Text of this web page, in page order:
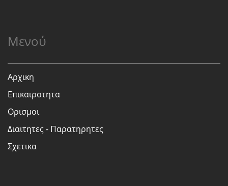
Μενού
Αρχικη
Επικαιροτητα
Ορισμοι
Διαιτητες - Παρατηρητες
Σχετικα